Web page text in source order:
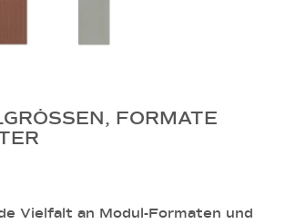
FORMATE U
Vielfalt an Modul-Formaten und